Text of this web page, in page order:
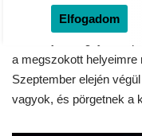
Elfogadom
a megszokott helyeimre
Szeptember elején
vagyok, és pörgetnek a